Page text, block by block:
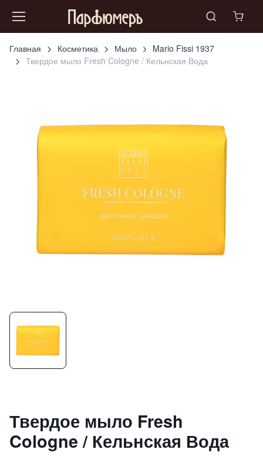
Главная Косметика Мыло
Mario Fissi 1937
Твердое мыло Fresh Cologne / Кельнская Вода
Твердое мыло Fresh
Cologne / Кельнская Вода